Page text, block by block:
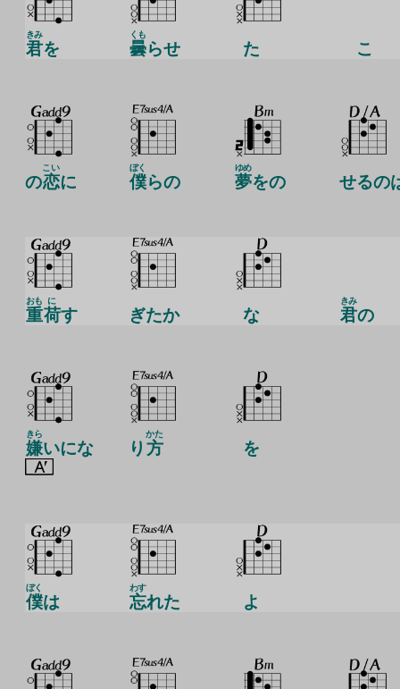
君
きみ
を 曇
くも
らせ た こ
の恋
こい
に 僕
ぼく
らの 夢
ゆめ
をの せるの
重
おも
荷
に
す ぎたか な 君
きみ
の
嫌
きら
いにな り 方
かた
を
僕
ぼく
は 忘
わす
れた よ